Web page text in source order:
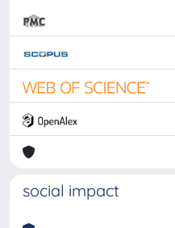
social impact